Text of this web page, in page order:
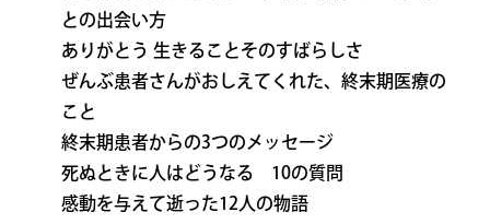
との出会い方
ありがとう 生きることそのすばらしさ
ぜんぶ患者さんがおしえてくれた、終末期医療の
こと
終末期患者からの3つのメッセージ
死ぬときに人はどうなる 10の質問
感動を与えて逝った12人の物語